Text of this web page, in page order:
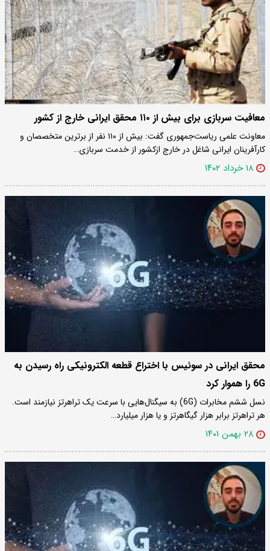
معافیت سربازی برای بیش از ۱۱۰ محقق ایرانی خارج از کشور
معاونت علمی ریاست‌جمهوری گفت: بیش از ۱۱۰ نفر از برترین متخصصان و
کارآفرینان ایرانی شاغل در خارج ازکشور از خدمت سربازی…
۱۸ خرداد ۱۴۰۲
محقق ایرانی در سوئیس با اختراع قطعه‌ الکترونیکی راه رسیدن به
6G را هموار کرد
نسل ششم مخابرات (6G) به سیگنال‌هایی با سرعت یک تراهرتز نیازمند است.
هر تراهرتز برابر هزار گیگاهرتز و یا هزار میلیارد…
۲۸ بهمن ۱۴۰۱